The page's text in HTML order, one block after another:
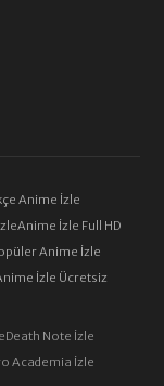
Anime İzle
Anime İzle Full HD
Anime İzle
İzle Ücretsiz
Death Note İzle
Academia İzle